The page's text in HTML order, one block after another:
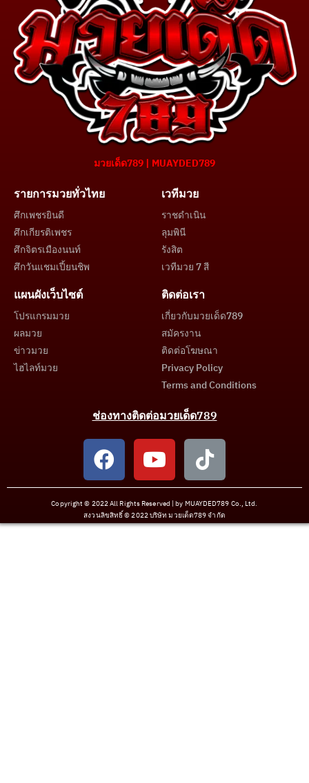
มวยเด็ด789 | MUAYDED789
รายการมวยทั่วไทย
ศึกเพชรยินดี
ศึกเกียรติเพชร
ศึกจิตรเมืองนนท์
ศึกวันแชมเปี้ยนชิพ
เวทีมวย
ราชดำเนิน
ลุมพินี
รังสิต
เวทีมวย 7 สี
แผนผังเว็บไซต์
โปรแกรมมวย
ผลมวย
ข่าวมวย
ไฮไลท์มวย
ติดต่อเรา
เกี่ยวกับมวยเด็ด789
สมัครงาน
ติดต่อโฆษณา
Privacy Policy
Terms and Conditions
ช่องทางติดต่อมวยเด็ด789
Copyright © 2022 All Rights Reserved | by MUAYDED789 Co., Ltd.
สงวนลิขสิทธิ์ © 2022 บริษัท มวยเด็ด789 จำกัด